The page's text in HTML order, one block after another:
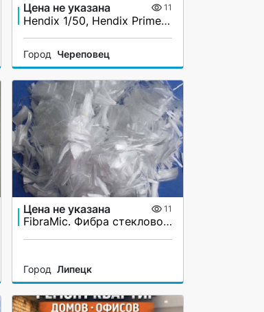
Цена не указана 11
Hendix 1/50, Hendix Prime. Фибра стальная анкерная, проволочная
Город Череповец
Цена не указана 11
FibraMic. Фибра стекловолоконная, микро
Город Липецк